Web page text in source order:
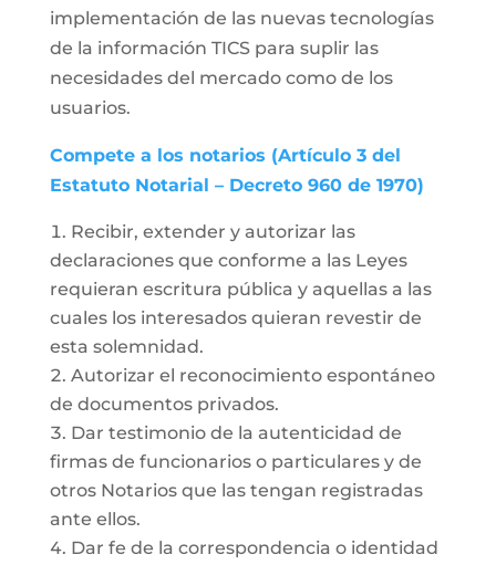
implementación de las nuevas tecnologías
de la información TICS para suplir las
necesidades del mercado como de los
usuarios.
Compete a los notarios (Artículo 3 del
Estatuto Notarial – Decreto 960 de 1970)
Recibir, extender y autorizar las
declaraciones que conforme a las Leyes
requieran escritura pública y aquellas a las
cuales los interesados quieran revestir de
esta solemnidad.
Autorizar el reconocimiento espontáneo
de documentos privados.
Dar testimonio de la autenticidad de
firmas de funcionarios o particulares y de
otros Notarios que las tengan registradas
ante ellos.
Dar fe de la correspondencia o identidad